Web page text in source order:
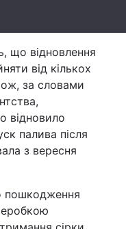
що відновлення
від кількох
за словами
відновило
палива після
з вересня
пошкодження